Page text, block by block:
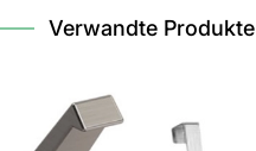
Verwandte Produkte